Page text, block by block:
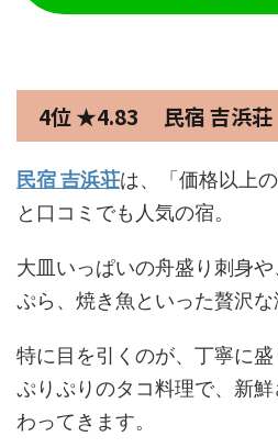
4位 ★4.83 民宿 吉浜荘
民宿 吉浜荘は、「価格以上
と口コミでも人気の宿。
大皿いっぱいの舟盛り刺身
ぷら、焼き魚といった贅沢な
特に目を引くのが、丁寧に
ぷりぷりのタコ料理で、新
わってきます。